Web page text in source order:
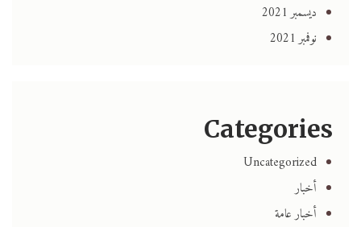
ديسمبر 2021
نوفمبر 2021
Categories
Uncategorized
أخبار
أخبار عامة